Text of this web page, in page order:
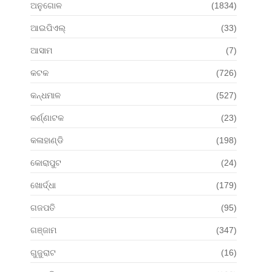
ଅନୁଗୋଳ (1834)
ଆଇପିଏଲ୍ (33)
ଆସାମ (7)
କଟକ (726)
କନ୍ଧମାଳ (527)
କର୍ଣ୍ଣାଟକ (23)
କଳାହାଣ୍ଡି (198)
କୋରାପୁଟ (24)
ଖୋର୍ଦ୍ଧା (179)
ଗଜପତି (95)
ଗଞ୍ଜାମ (347)
ଗୁଜୁରାଟ (16)